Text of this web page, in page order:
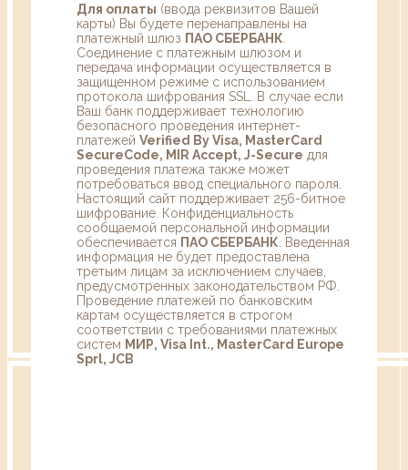
Для оплаты (ввода реквизитов Вашей
карты) Вы будете перенаправлены на
платежный шлюз ПАО СБЕРБАНК
Соединение с платежным шлюзом и
передача информации осуществляется в
защищенном режиме с использованием
протокола шифрования SSL. В случае если
Ваш банк поддерживает технологию
безопасного проведения интернет-
платежей Verified By Visa, MasterCard
SecureCode, MIR Accept, J-Secure для
проведения платежа также может
потребоваться ввод специального пароля.
Настоящий сайт поддерживает 256-битное
шифрование. Конфиденциальность
сообщаемой персональной информации
обеспечивается ПАО СБЕРБАНК . Введенная
информация не будет предоставлена
третьим лицам за исключением случаев,
предусмотренных законодательством РФ.
Проведение платежей по банковским
картам осуществляется в строгом
соответствии с требованиями платежных
систем МИР, Visa Int., MasterCard Europe
Sprl, JCB